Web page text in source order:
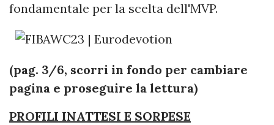
fondamentale per la scelta dell'MVP.
(pag. 3/6, scorri in fondo per cambiare
pagina e proseguire la lettura)
PROFILI INATTESI E SORPESE